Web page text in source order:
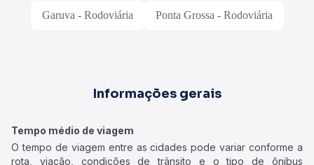
Garuva - Rodoviária Ponta Grossa - Rodoviária
Informações gerais
Tempo médio de viagem
O tempo de viagem entre as cidades pode variar conforme a
rota, viação, condições de trânsito e o tipo de ônibus